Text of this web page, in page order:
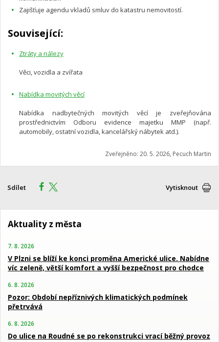
Zajišťuje agendu vkladů smluv do katastru nemovitostí.
Související:
Ztráty a nálezy
Věci, vozidla a zvířata
Nabídka movitých věcí
Nabídka nadbytečných movitých věcí je zveřejňována
prostřednictvím Odboru evidence majetku MMP (např.
automobily, ostatní vozidla, kancelářský nábytek atd.).
Zveřejněno: 20. 5. 2026, Pecuch Martin
Sdílet Vytisknout
Aktuality z města
7. 8. 2026
V Plzni se blíží ke konci proměna Americké ulice. Nabídne
víc zeleně, větší komfort a vyšší bezpečnost pro chodce
6. 8. 2026
Pozor: Období nepříznivých klimatických podmínek
přetrvává
6. 8. 2026
Do ulice na Roudné se po rekonstrukci vrací běžný provoz